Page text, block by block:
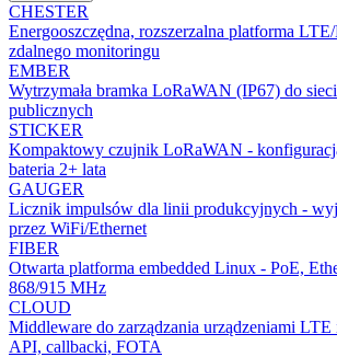
CHESTER
Energooszczędna, rozszerzalna platforma
zdalnego monitoringu
EMBER
Wytrzymała bramka LoRaWAN (IP67) do
publicznych
STICKER
Kompaktowy czujnik LoRaWAN -
bateria 2+ lata
GAUGER
Licznik impulsów dla linii produkcyjnych -
przez WiFi/Ethernet
FIBER
Otwarta platforma embedded Linux - PoE,
868/915 MHz
CLOUD
Middleware do zarządzania urządzeniami
API, callbacki, FOTA